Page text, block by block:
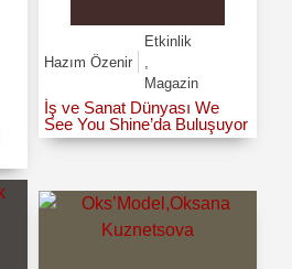
Hazım Özenir
Etkinlik
Magazin
İş ve Sanat Dünyası We
See You Shine’da Buluşuyor